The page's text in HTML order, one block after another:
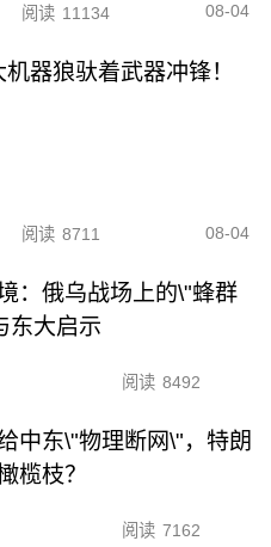
阅读 11134 08-04
器狼驮着武器冲锋！
阅读 8711 08-04
：俄乌战场上的\"蜂群
东大启示
阅读 8492
中东\"物理断网\"，特朗
榄枝？
阅读 7162